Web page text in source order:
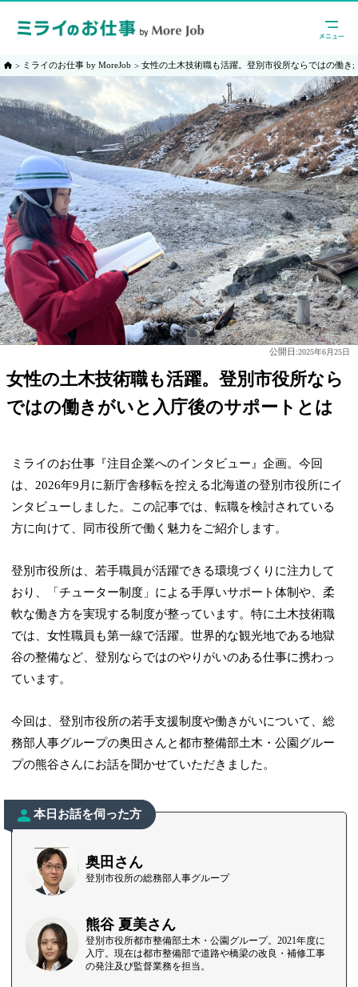
ミライのお仕事 by MoreJob 女性の土木技術職も活躍。登別市役所ならではの働き
公開日:2025年6月25日
女性の土木技術職も活躍。登別市役所なら
ではの働きがいと入庁後のサポートとは
ミライのお仕事『注目企業へのインタビュー』企画。今回
は、2026年9月に新庁舎移転を控える北海道の登別市役所にイ
ンタビューしました。この記事では、転職を検討されている
方に向けて、同市役所で働く魅力をご紹介します。
登別市役所は、若手職員が活躍できる環境づくりに注力して
おり、「チューター制度」による手厚いサポート体制や、柔
軟な働き方を実現する制度が整っています。特に土木技術職
では、女性職員も第一線で活躍。世界的な観光地である地獄
谷の整備など、登別ならではのやりがいのある仕事に携わっ
ています。
今回は、登別市役所の若手支援制度や働きがいについて、総
務部人事グループの奥田さんと都市整備部土木・公園グルー
プの熊谷さんにお話を聞かせていただきました。
本日お話を伺った方
奥田さん
登別市役所の総務部人事グループ
熊谷 夏美さん
登別市役所都市整備部土木・公園グループ。2021年度に
入庁。現在は都市整備部で道路や橋梁の改良・補修工事
の発注及び監督業務を担当。